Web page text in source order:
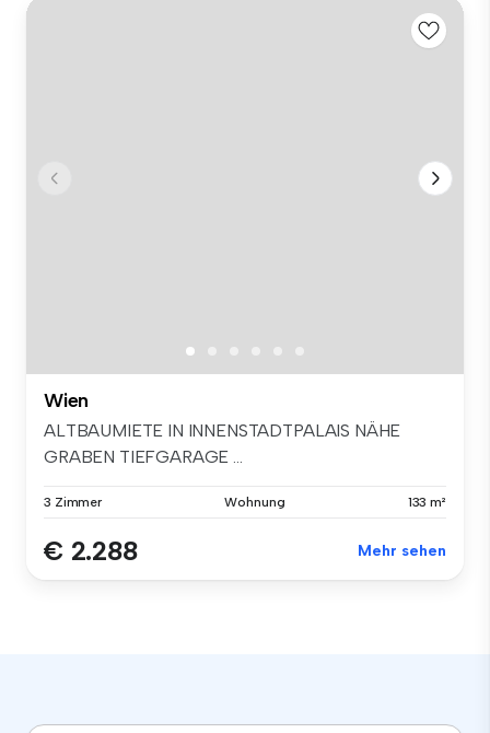
Wien
ALTBAUMIETE IN INNENSTADTPALAIS NÄHE
GRABEN TIEFGARAGE ...
3 Zimmer Wohnung 133 m²
€ 2.288 Mehr sehen